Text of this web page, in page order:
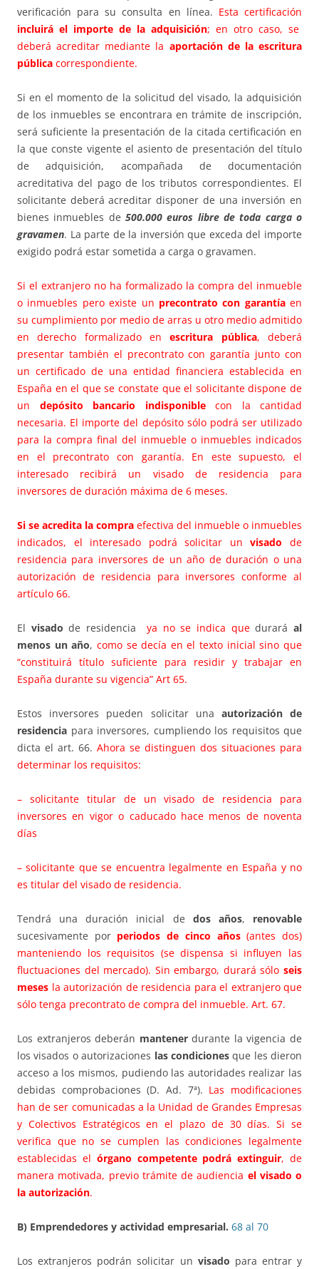
verificación para su consulta en línea. Esta certificación
incluirá el importe de la adquisición; en otro caso, se
deberá acreditar mediante la aportación de la escritura
pública correspondiente.
Si en el momento de la solicitud del visado, la adquisición
de los inmuebles se encontrara en trámite de inscripción,
será suficiente la presentación de la citada certificación en
la que conste vigente el asiento de presentación del título
de adquisición, acompañada de documentación
acreditativa del pago de los tributos correspondientes. El
solicitante deberá acreditar disponer de una inversión en
bienes inmuebles de 500.000 euros libre de toda carga o
gravamen. La parte de la inversión que exceda del importe
exigido podrá estar sometida a carga o gravamen.
Si el extranjero no ha formalizado la compra del inmueble
o inmuebles pero existe un precontrato con garantíaen
su cumplimiento por medio de arras u otro medio admitido
en derecho formalizado enescritura pública, deberá
presentar también el precontrato con garantía junto con
un certificado de una entidad financiera establecida en
España en el que se constate que el solicitante dispone de
un depósito bancario indisponiblecon la cantidad
necesaria. El importe del depósito sólo podrá ser utilizado
para la compra final del inmueble o inmuebles indicados
en el precontrato con garantía. En este supuesto, el
interesado recibirá un visado de residencia para
inversores de duración máxima de 6 meses.
Si se acredita la compra efectiva del inmueble o inmuebles
indicados, el interesado podrá solicitar unvisado de
residencia para inversores de un año de duración o una
autorización de residencia para inversores conforme al
artículo 66.
El visado de residenciaya no se indica queduraráal
menos un año, como se decía en el texto inicial sino que
“constituirá título suficiente para residir y trabajar en
España durante su vigencia” Art 65.
Estos inversores pueden solicitar una autorización de
residencia para inversores, cumpliendo los requisitos que
dicta el art. 66. Ahora se distinguen dos situaciones para
determinar los requisitos:
– solicitante titular de un visado de residencia para
inversores en vigor o caducado hace menos de noventa
días
– solicitante que se encuentra legalmente en España y no
es titular del visado de residencia.
Tendrá una duración inicial de dos años, renovable
sucesivamente por periodos de cinco años(antes dos)
manteniendo los requisitos (se dispensa si influyen las
fluctuaciones del mercado). Sin embargo, durará sólo seis
meses la autorización de residencia para el extranjero que
sólo tenga precontrato de compra del inmueble. Art. 67.
Los extranjeros deberán mantenerdurante la vigencia de
los visados o autorizaciones las condicionesque les dieron
acceso a los mismos, pudiendo las autoridades realizar las
debidas comprobaciones (D. Ad. 7ª). Las modificaciones
han de ser comunicadas a la Unidad de Grandes Empresas
y Colectivos Estratégicos en el plazo de 30 días. Si se
verifica que no se cumplen las condiciones legalmente
establecidas el órgano competente podrá extinguir, de
manera motivada, previo trámite de audiencia el visado o
la autorización.
B) Emprendedores y actividad empresarial. 68 al 70
Los extranjeros podrán solicitar un visado para entrar y